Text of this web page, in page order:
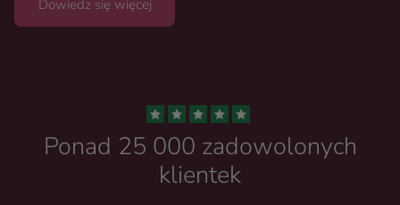
Dowiedz się więcej
Ponad 25 000 zadowolonych
klientek